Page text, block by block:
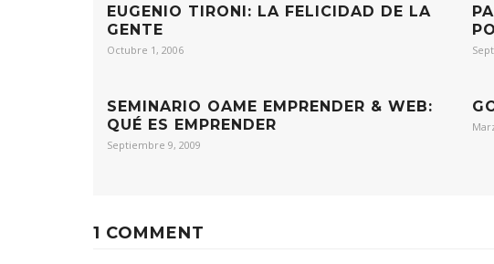
EUGENIO TIRONI: LA FELICIDAD DE LA
GENTE
Octubre 1, 2006
SEMINARIO OAME EMPRENDER & WEB:
QUÉ ES EMPRENDER
Septiembre 9, 2009
1 COMMENT